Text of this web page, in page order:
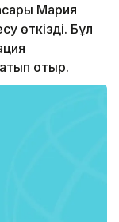
Мария
өткізді. Бұл
отыр.